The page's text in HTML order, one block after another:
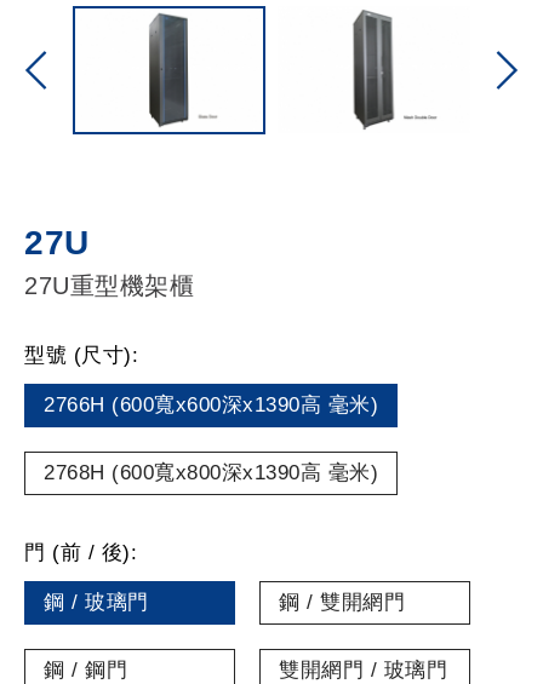
27U
27U重型機架櫃
型號 (尺寸):
2766H (600寬x600深x1390高 毫米)
2768H (600寬x800深x1390高 毫米)
門 (前 / 後):
鋼 / 玻璃門 鋼 / 雙開網門
鋼 / 鋼門 雙開網門 / 玻璃門